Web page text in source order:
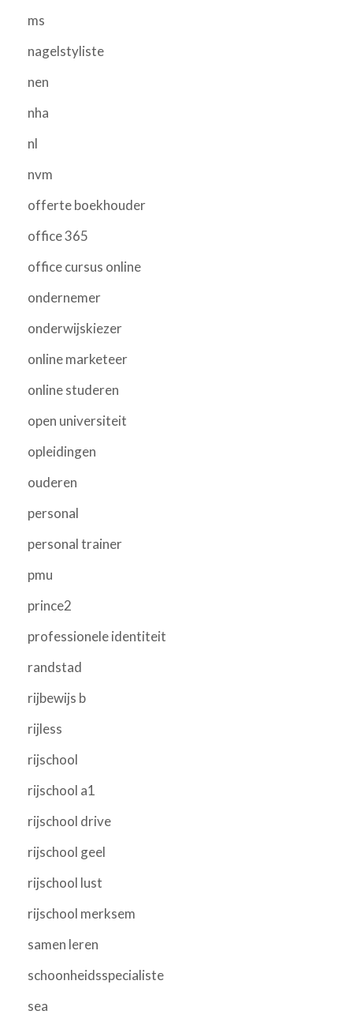
ms
nagelstyliste
nen
nha
nl
nvm
offerte boekhouder
office 365
office cursus online
ondernemer
onderwijskiezer
online marketeer
online studeren
open universiteit
opleidingen
ouderen
personal
personal trainer
pmu
prince2
professionele identiteit
randstad
rijbewijs b
rijless
rijschool
rijschool a1
rijschool drive
rijschool geel
rijschool lust
rijschool merksem
samen leren
schoonheidsspecialiste
sea